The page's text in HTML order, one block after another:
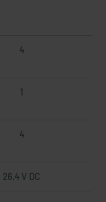
4
1
4
26,4 V DC